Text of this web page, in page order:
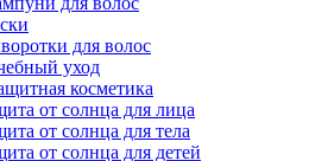
для волос
уход
косметика
от солнца для лица
от солнца для тела
от солнца для детей